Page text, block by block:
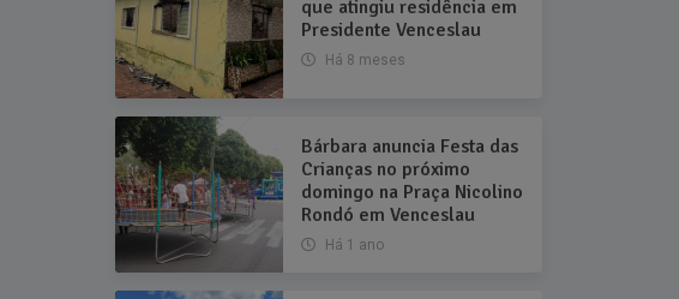
que atingiu residência em
Presidente Venceslau
Há 8 meses
Bárbara anuncia Festa das
Crianças no próximo
domingo na Praça Nicolino
Rondó em Venceslau
Há 1 ano